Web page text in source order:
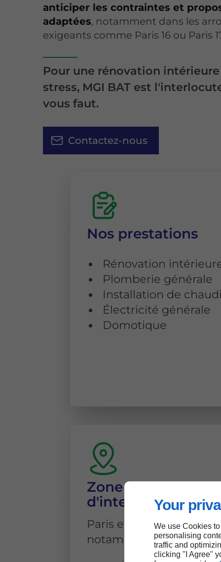
Your
We use Cookies
personalising
traffic and
clicking "I Agree"
anticiper les contraintes et
adaptées, notamment dans les
exigeants comme Paris 16 ou Paris
Pour une rénovation
stress, MGI BAT est
vous faut.
Contactez-nous
Nos prestations
Rénovation
Plomberie générale
Installation de
Électricité générale
Domotique
Zone
d'intervention
Paris et ses environs,
notamment :